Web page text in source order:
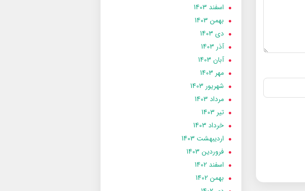
اسفند 1403
بهمن 1403
دی 1403
آذر 1403
آبان 1403
مهر 1403
شهریور 1403
مرداد 1403
تير 1403
خرداد 1403
ارديبهشت 1403
فروردین 1403
اسفند 1402
بهمن 1402